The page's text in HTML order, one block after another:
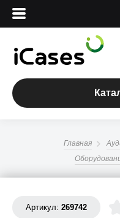
Вход
Сервисный центр
О магазине
Главная
Артикул: 269742